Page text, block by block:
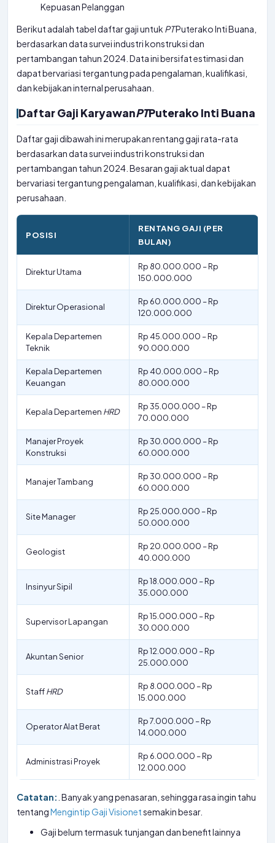
Kepuasan Pelanggan
Berikut adalah tabel daftar gaji untuk PTPuterako Inti Buana,
berdasarkan data survei industri konstruksi dan
pertambangan tahun 2024. Data ini bersifat estimasi dan
dapat bervariasi tergantung pada pengalaman, kualifikasi,
dan kebijakan internal perusahaan.
Daftar Gaji KaryawanPTPuterako Inti Buana
Daftar gaji dibawah ini merupakan rentang gaji rata-rata
berdasarkan data survei industri konstruksi dan
pertambangan tahun 2024. Besaran gaji aktual dapat
bervariasi tergantung pengalaman, kualifikasi, dan kebijakan
perusahaan.
POSISI
RENTANG GAJI (PER
BULAN)
Direktur Utama
Rp 80.000.000 – Rp
150.000.000
Direktur Operasional
Rp 60.000.000 – Rp
120.000.000
Kepala Departemen
Teknik
Rp 45.000.000 – Rp
90.000.000
Kepala Departemen
Keuangan
Rp 40.000.000 – Rp
80.000.000
Kepala Departemen HRD
Rp 35.000.000 – Rp
70.000.000
Manajer Proyek
Konstruksi
Rp 30.000.000 – Rp
60.000.000
Manajer Tambang
Rp 30.000.000 – Rp
60.000.000
Site Manager
Rp 25.000.000 – Rp
50.000.000
Geologist
Rp 20.000.000 – Rp
40.000.000
Insinyur Sipil
Rp 18.000.000 – Rp
35.000.000
Supervisor Lapangan
Rp 15.000.000 – Rp
30.000.000
Akuntan Senior
Rp 12.000.000 – Rp
25.000.000
StaffHRD
Rp 8.000.000 – Rp
15.000.000
Operator Alat Berat
Rp 7.000.000 – Rp
14.000.000
Administrasi Proyek
Rp 6.000.000 – Rp
12.000.000
Catatan: . Banyak yang penasaran, sehingga rasa ingin tahu
tentangMengintip Gaji Visionetsemakin besar.
Gaji belum termasuk tunjangan dan benefit lainnya